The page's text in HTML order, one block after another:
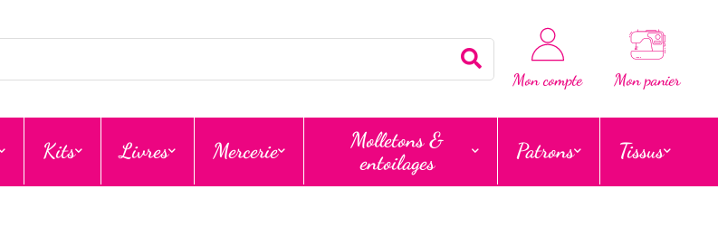
Rechercher
Mon compte Mon panier
Kits Livres Mercerie
Molletons &
entoilages
Patrons Tissus